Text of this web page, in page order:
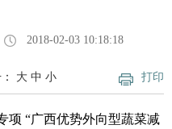
2018-02-03 10:18:18
打印
大 中 小
“广西优势外向型蔬菜减